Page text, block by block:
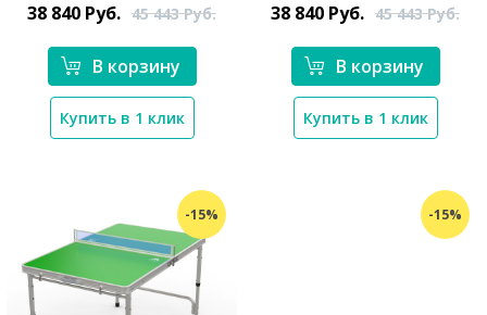
38 840 Руб. 45 443Руб.
В корзину
Купить в 1 клик
38 840 Руб. 45 443Руб.
В корзину
Купить в 1 клик
-15% -15%